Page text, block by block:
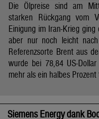
Die Ölpreise sind am
starken Rückgang vom
Einigung im Iran-Krieg
aber nur noch leicht
Referenzsorte Brent aus
wurde bei 78,84 US-
mehr als ein halbes Prozent
Siemens Energy dank